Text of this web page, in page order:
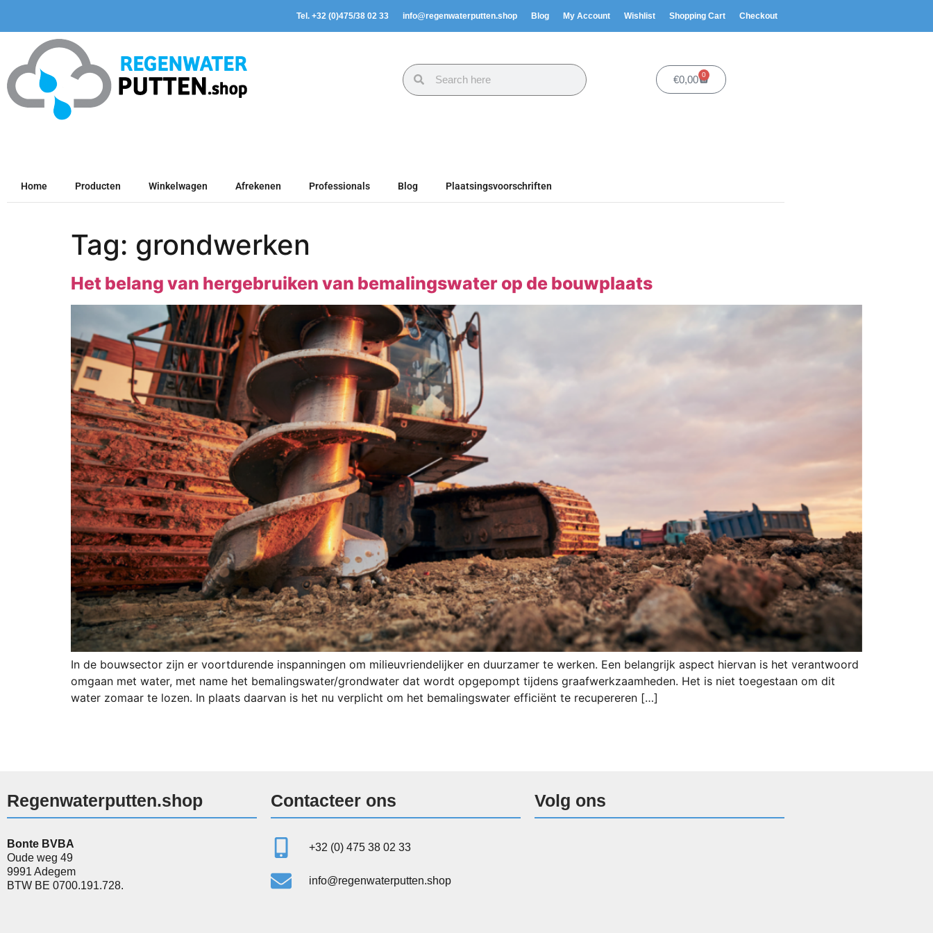
Tel. +32 (0)475/38 02 33 info@regenwaterputten.shop Blog My Account Wishlist Shopping Cart Checkout
€0,00 0
Home Producten Winkelwagen Afrekenen Professionals Blog Plaatsingsvoorschriften
Tag: grondwerken
Het belang van hergebruiken van bemalingswater op de bouwplaats
In de bouwsector zijn er voortdurende inspanningen om milieuvriendelijker en duurzamer te werken. Een belangrijk aspect hiervan is het verantwoord
omgaan met water, met name het bemalingswater/grondwater dat wordt opgepompt tijdens graafwerkzaamheden. Het is niet toegestaan om dit
water zomaar te lozen. In plaats daarvan is het nu verplicht om het bemalingswater efficiënt te recupereren […]
Regenwaterputten.shop
Bonte BVBA
Oude weg 49
9991 Adegem
BTW BE 0700.191.728.
Contacteer ons
+32 (0) 475 38 02 33
info@regenwaterputten.shop
Volg ons